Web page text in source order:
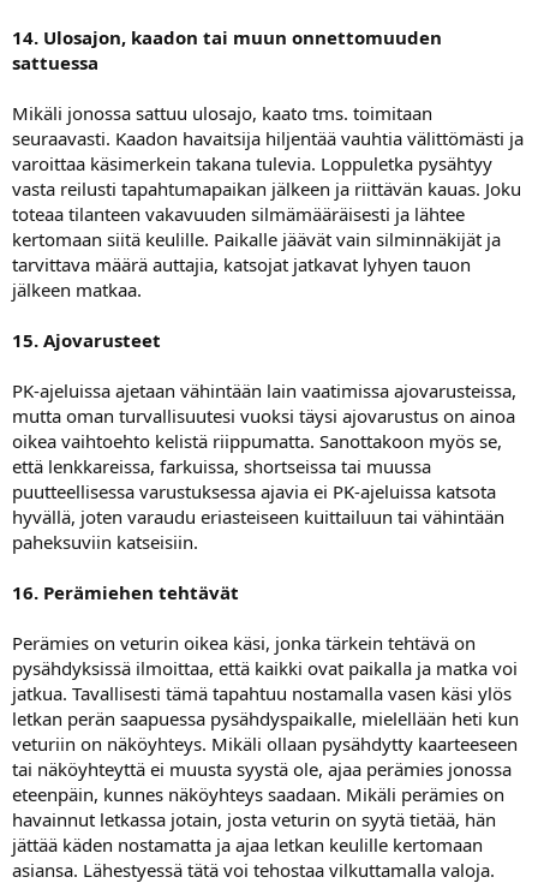
14. Ulosajon, kaadon tai muun onnettomuuden
sattuessa
Mikäli jonossa sattuu ulosajo, kaato tms. toimitaan
seuraavasti. Kaadon havaitsija hiljentää vauhtia välittömästi ja
varoittaa käsimerkein takana tulevia. Loppuletka pysähtyy
vasta reilusti tapahtumapaikan jälkeen ja riittävän kauas. Joku
toteaa tilanteen vakavuuden silmämääräisesti ja lähtee
kertomaan siitä keulille. Paikalle jäävät vain silminnäkijät ja
tarvittava määrä auttajia, katsojat jatkavat lyhyen tauon
jälkeen matkaa.
15. Ajovarusteet
PK-ajeluissa ajetaan vähintään lain vaatimissa ajovarusteissa,
mutta oman turvallisuutesi vuoksi täysi ajovarustus on ainoa
oikea vaihtoehto kelistä riippumatta. Sanottakoon myös se,
että lenkkareissa, farkuissa, shortseissa tai muussa
puutteellisessa varustuksessa ajavia ei PK-ajeluissa katsota
hyvällä, joten varaudu eriasteiseen kuittailuun tai vähintään
paheksuviin katseisiin.
16. Perämiehen tehtävät
Perämies on veturin oikea käsi, jonka tärkein tehtävä on
pysähdyksissä ilmoittaa, että kaikki ovat paikalla ja matka voi
jatkua. Tavallisesti tämä tapahtuu nostamalla vasen käsi ylös
letkan perän saapuessa pysähdyspaikalle, mielellään heti kun
veturiin on näköyhteys. Mikäli ollaan pysähdytty kaarteeseen
tai näköyhteyttä ei muusta syystä ole, ajaa perämies jonossa
eteenpäin, kunnes näköyhteys saadaan. Mikäli perämies on
havainnut letkassa jotain, josta veturin on syytä tietää, hän
jättää käden nostamatta ja ajaa letkan keulille kertomaan
asiansa. Lähestyessä tätä voi tehostaa vilkuttamalla valoja.